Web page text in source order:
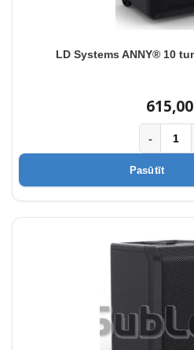
LD Systems ANNY® 10
-
Pasūtīt